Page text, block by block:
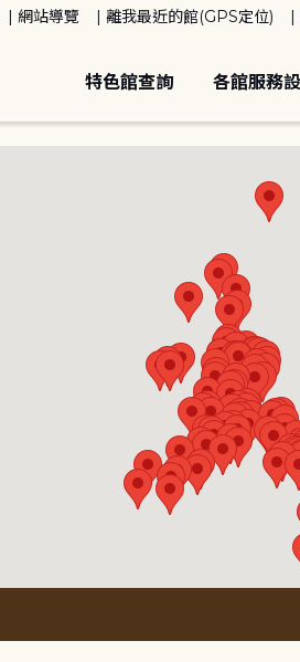
網站導覽 離我最近的館(GPS定位)
特色館查詢 各館服務